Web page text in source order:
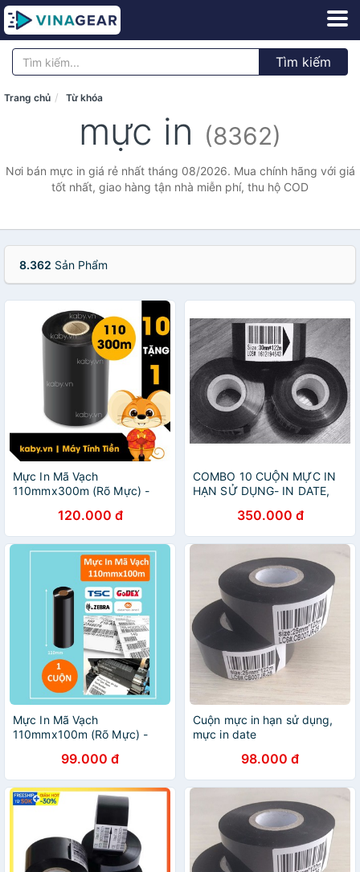
Tìm kiếm
Trang chủ Từ khóa
mực in (8362)
Nơi bán mực in giá rẻ nhất tháng 08/2026. Mua chính hãng với giá
tốt nhất, giao hàng tận nhà miễn phí, thu hộ COD
8.362 Sản Phẩm
Mực In Mã Vạch
110mmx300m (Rõ Mực) -
120.000 đ
COMBO 10 CUỘN MỰC IN
HẠN SỬ DỤNG- IN DATE,
350.000 đ
Mực In Mã Vạch
110mmx100m (Rõ Mực) -
99.000 đ
Cuộn mực in hạn sử dụng,
mực in date
98.000 đ